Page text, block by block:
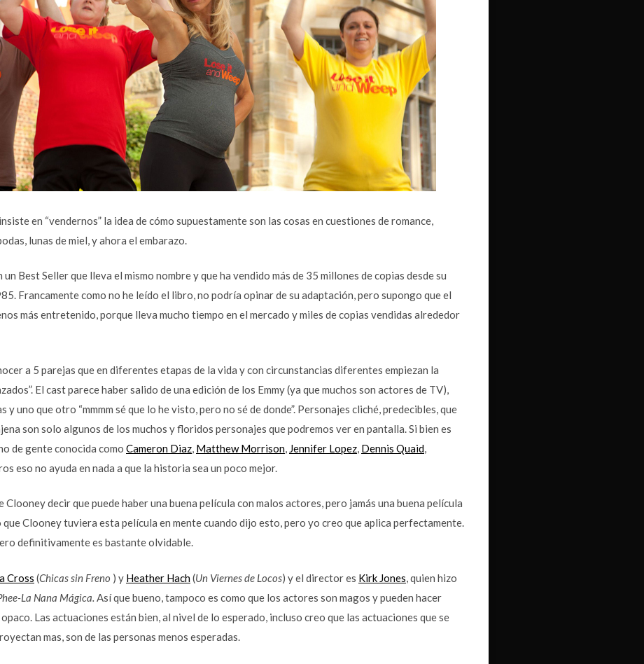
en “vendernos” la idea de cómo supuestamente son las cosas en cuestiones de romance,
lunas de miel, y ahora el embarazo.
un Best Seller que lleva el mismo nombre y que ha vendido más de 35 millones de copias desde su
Francamente como no he leído el libro, no podría opinar de su adaptación, pero supongo que el
más entretenido, porque lleva mucho tiempo en el mercado y miles de copias vendidas alrededor
a 5 parejas que en diferentes etapas de la vida y con circunstancias diferentes empiezan la
El cast parece haber salido de una edición de los Emmy (ya que muchos son actores de TV),
y uno que otro “mmmm sé que lo he visto, pero no sé de donde”. Personajes cliché, predecibles, que
son solo algunos de los muchos y floridos personajes que podremos ver en pantalla. Si bien es
de gente conocida como Cameron Diaz Matthew Morrison Jennifer Lopez Dennis Quaid
eso no ayuda en nada a que la historia sea un poco mejor.
Clooney decir que puede haber una buena película con malos actores, pero jamás una buena película
que Clooney tuviera esta película en mente cuando dijo esto, pero yo creo que aplica perfectamente.
definitivamente es bastante olvidable.
Cross (Chicas sin Freno ) y Heather Hach(Un Viernes de Locos) y el director es Kirk Jones , quien hizo
La Nana Mágica. Así que bueno, tampoco es como que los actores son magos y pueden hacer
Las actuaciones están bien, al nivel de lo esperado, incluso creo que las actuaciones que se
mas, son de las personas menos esperadas.